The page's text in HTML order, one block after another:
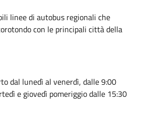
linee di autobus regionali che
con le principali città della
dal lunedì al venerdì, dalle 9:00
e giovedì pomeriggio dalle 15:30